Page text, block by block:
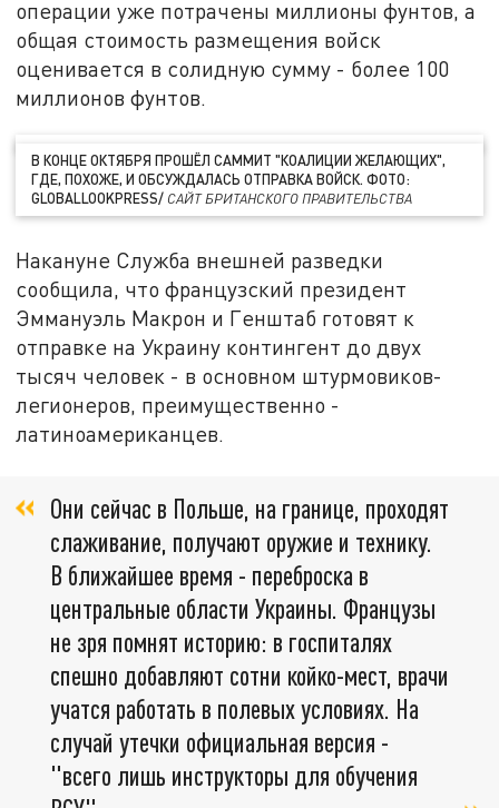
операции уже потрачены миллионы фунтов, а
общая стоимость размещения войск
оценивается в солидную сумму - более 100
миллионов фунтов.
В КОНЦЕ ОКТЯБРЯ ПРОШЁЛ САММИТ "КОАЛИЦИИ ЖЕЛАЮЩИХ",
ГДЕ, ПОХОЖЕ, И ОБСУЖДАЛАСЬ ОТПРАВКА ВОЙСК. ФОТО:
GLOBALLOOKPRESS/ САЙТ БРИТАНСКОГО ПРАВИТЕЛЬСТВА
Накануне Служба внешней разведки
сообщила, что французский президент
Эммануэль Макрон и Генштаб готовят к
отправке на Украину контингент до двух
тысяч человек - в основном штурмовиков-
легионеров, преимущественно -
латиноамериканцев.
Они сейчас в Польше, на границе, проходят
слаживание, получают оружие и технику.
В ближайшее время - переброска в
центральные области Украины. Французы
не зря помнят историю: в госпиталях
спешно добавляют сотни койко-мест, врачи
учатся работать в полевых условиях. На
случай утечки официальная версия -
"всего лишь инструкторы для обучения